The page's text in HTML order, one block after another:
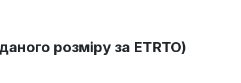
розміру за ETRTO)